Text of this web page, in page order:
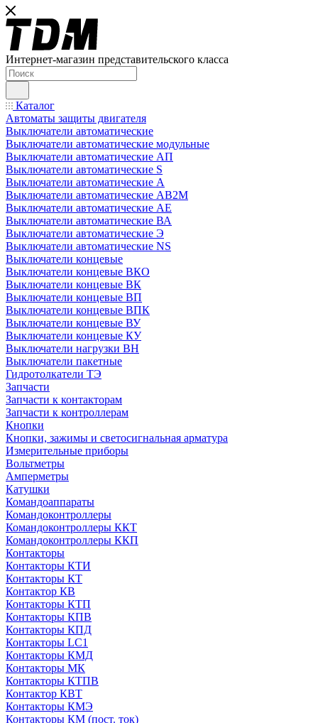
Интернет-магазин представительского класса
Каталог
Автоматы защиты двигателя
Выключатели автоматические
Выключатели автоматические модульные
Выключатели автоматические АП
Выключатели автоматические S
Выключатели автоматические А
Выключатели автоматические АВ2М
Выключатели автоматические АЕ
Выключатели автоматические ВА
Выключатели автоматические Э
Выключатели автоматические NS
Выключатели концевые
Выключатели концевые ВКО
Выключатели концевые ВК
Выключатели концевые ВП
Выключатели концевые ВПК
Выключатели концевые ВУ
Выключатели концевые КУ
Выключатели нагрузки ВН
Выключатели пакетные
Гидротолкатели ТЭ
Запчасти
Запчасти к контакторам
Запчасти к контроллерам
Кнопки
Кнопки, зажимы и светосигнальная арматура
Измерительные приборы
Вольтметры
Амперметры
Катушки
Командоаппараты
Командоконтроллеры
Командоконтроллеры ККТ
Командоконтроллеры ККП
Контакторы
Контакторы КТИ
Контакторы КТ
Контактор КВ
Контакторы КТП
Контакторы КПВ
Контакторы КПД
Контакторы LC1
Контакторы КМД
Контакторы МК
Контакторы КТПВ
Контактор КВТ
Контакторы КМЭ
Контакторы КМ (пост. ток)